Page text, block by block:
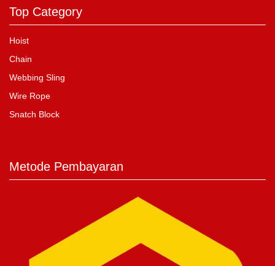
Top Category
Hoist
Chain
Webbing Sling
Wire Rope
Snatch Block
Metode Pembayaran